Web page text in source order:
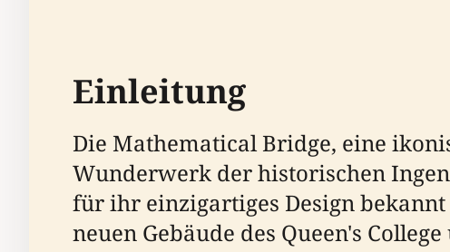
Einleitung
Die Mathematical Bridge, eine
Wunderwerk der historischen
für ihr einzigartiges Design
neuen Gebäude des Queen's